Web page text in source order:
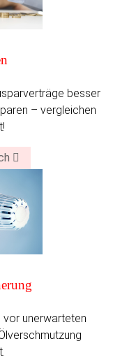
besser
– vergleichen
vor unerwarteten